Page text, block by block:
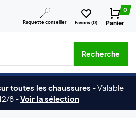
Raquette conseiller Favoris (0)
0
Panier
de marques, etc.
Recherche
toutes les chaussures -Valable
8 -Voir la sélection